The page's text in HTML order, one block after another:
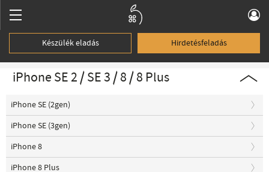
Készülék eladás Hirdetésfeladás
iPhone SE 2 / SE 3 / 8 / 8 Plus
iPhone SE (2gen)
iPhone SE (3gen)
iPhone 8
iPhone 8 Plus